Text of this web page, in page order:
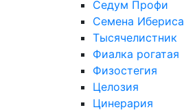
Седум Профи
Семена Ибериса
Тысячелистник
Фиалка рогатая
Физостегия
Целозия
Цинерария